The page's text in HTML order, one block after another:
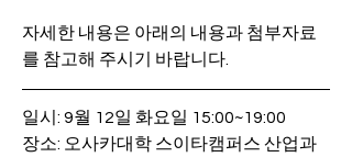
자세한 내용은 아래의 내용과 첨부자료
를 참고해 주시기 바랍니다.
일시: 9월 12일 화요일 15:00~19:00
장소: 오사카대학 스이타캠퍼스 산업과